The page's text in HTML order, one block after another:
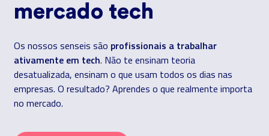
mercado tech
Os nossos senseis são profissionais a trabalhar
ativamente em tech. Não te ensinam teoria
desatualizada, ensinam o que usam todos os dias nas
empresas. O resultado? Aprendes o que realmente importa
no mercado.